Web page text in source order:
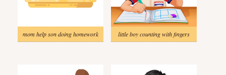
mom help son doing homework little boy counting with fingers